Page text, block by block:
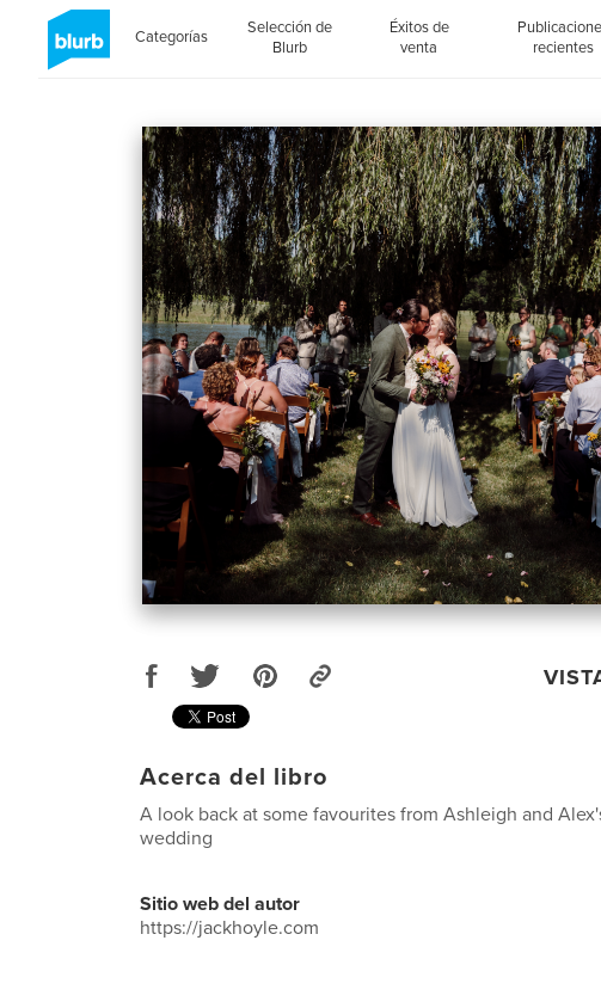
Categorías
Selección de
Blurb
Éxitos de
venta
recientes
Acerca del libro
A look back at some favourites from Ashleigh and
wedding
Sitio web del autor
https://jackhoyle.com